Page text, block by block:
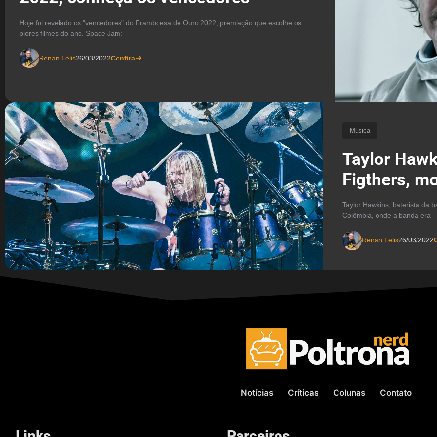
Hoje foi revelado os "vencedores" do Framboesa de Ouro 2022, premiação que escolhe os
piores filmes do ano. Space Jam:
Renan Lelis26/03/2022Confira
Música
Taylor
Figthers,
Taylor Hawkins, baterista da
Colômbia, onde a banda era
Renan Lelis26/03/2022
Notícias Críticas Colunas Contato